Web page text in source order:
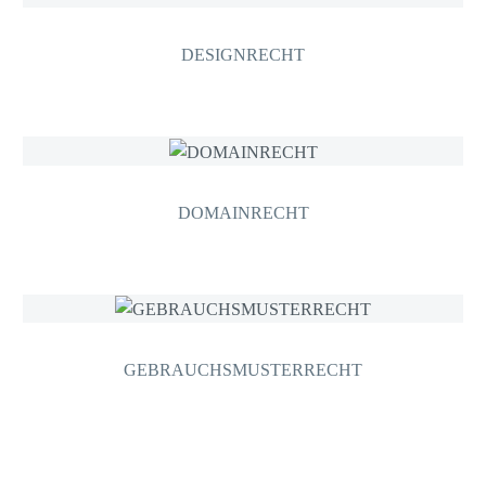
DESIGNRECHT
DOMAINRECHT
GEBRAUCHSMUSTERRECHT